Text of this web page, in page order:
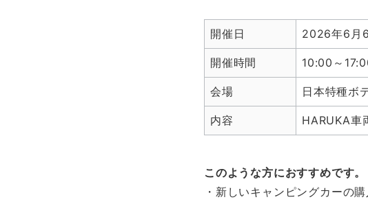
開催日 2026年6月6
開催時間 10:00～
会場 日本特種ボ
内容 HARUKA車
このような方におすすめです。
・新しいキャンピングカーの